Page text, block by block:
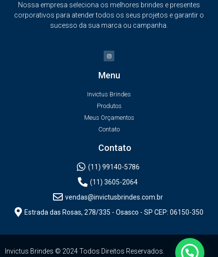
Nossa empresa seleciona os melhores brindes e presentes
corporativos para atender todos os seus projetos e garantir o
sucesso da sua marca ou campanha.
Menu
Invictus Brindes
Produtos
Meus Orçamentos
Contato
Contato
(11) 99140-5786
(11) 3605-2064
vendas@invictusbrindes.com.br
Estrada das Rosas, 278/335 - Osasco - SP CEP: 06150-350
Invictus Brindes © 2024 Todos Direitos Reservados.